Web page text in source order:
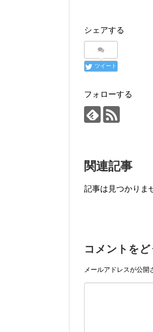
シェアする
ツイート
フォローする
関連記事
記事は見つかりま
コメントを
メールアドレスが公開